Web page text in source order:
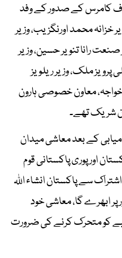
کامرس کے صدور کے وفد
محمد اورنگزیب، وزیر
رانا تنویر حسین، وزیر
پرویز ملک، وزیر ریلویز
معاون خصوصی ہارون
شریک تھے۔
کے بعد معاشی میدان
اور پوری پاکستانی قوم
سے پاکستان انشاء اللہ
ابھرے گا، معاشی خود
کو متحرک کرنے کی ضرورت